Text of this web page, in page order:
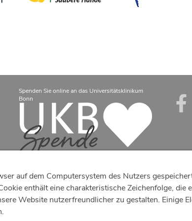
Spenden Sie online an das Universitätsklinikum
Bonn
auf dem Computersystem des Nutzers
enthält eine charakteristische Zeichenfolge, die
Website nutzerfreundlicher zu gestalten. Einige